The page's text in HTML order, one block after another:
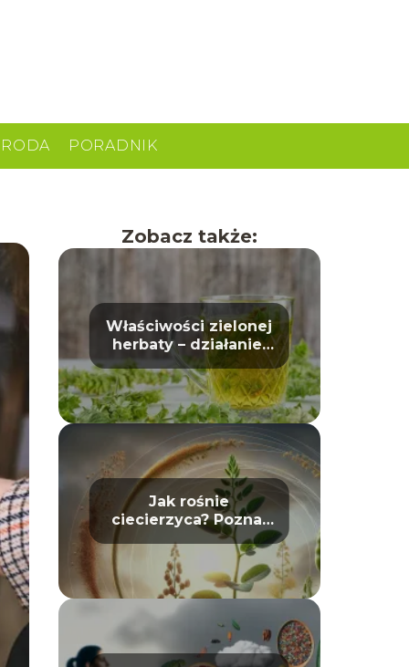
PORADNIK
Zobacz także:
Właściwości zielonej
herbaty – działanie,
korzyści i wpływ na
zdrowie
Jak rośnie
ciecierzyca? Poznaj
jej cykl życia